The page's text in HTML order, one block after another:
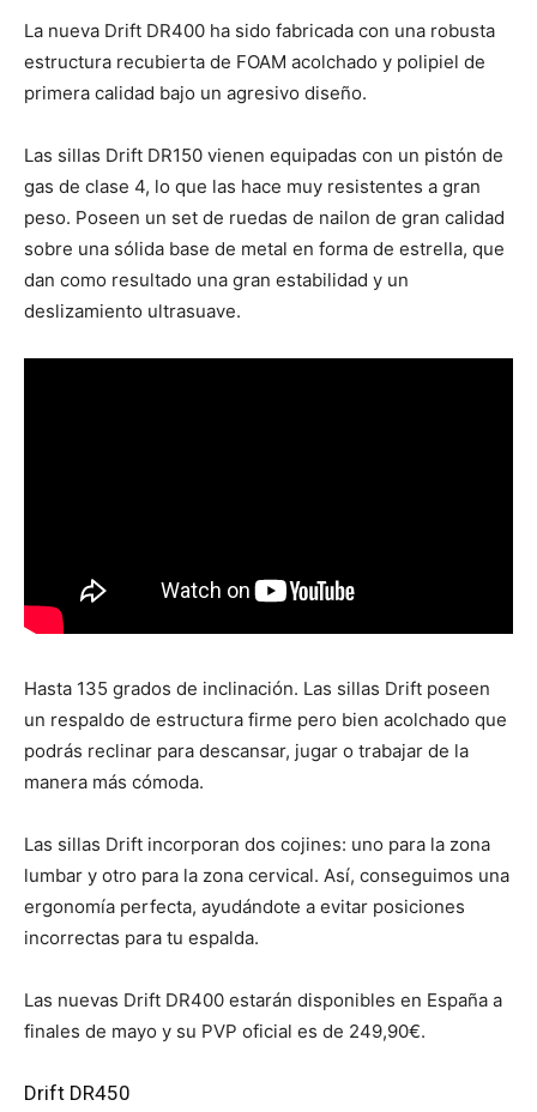
La nueva Drift DR400 ha sido fabricada con una robusta
estructura recubierta de FOAM acolchado y polipiel de
primera calidad bajo un agresivo diseño.
Las sillas Drift DR150 vienen equipadas con un pistón de
gas de clase 4, lo que las hace muy resistentes a gran
peso. Poseen un set de ruedas de nailon de gran calidad
sobre una sólida base de metal en forma de estrella, que
dan como resultado una gran estabilidad y un
deslizamiento ultrasuave.
Hasta 135 grados de inclinación. Las sillas Drift poseen
un respaldo de estructura firme pero bien acolchado que
podrás reclinar para descansar, jugar o trabajar de la
manera más cómoda.
Las sillas Drift incorporan dos cojines: uno para la zona
lumbar y otro para la zona cervical. Así, conseguimos una
ergonomía perfecta, ayudándote a evitar posiciones
incorrectas para tu espalda.
Las nuevas Drift DR400 estarán disponibles en España a
finales de mayo y su PVP oficial es de 249,90€.
Drift DR450